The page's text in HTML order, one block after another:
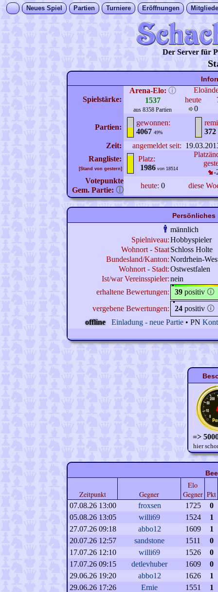
Neues Spiel Partien Turniere Eröffnungen
Der Server für
Spielstärke:
Arena-Elo: ⓘ
1537
aus 8358 Partien
heute
0
Partien:
gewonnen:
4067 49%
372
Zeit:
angemeldet seit:
Rangliste:
[Stand von gestern]
Platz:
1986 von 18514
-
Votepunkte
Gem. Partie: ⓘ
heute: 0 diese
Persönliches
männlich
Spielniveau:Hobbyspieler
Wohnort - StaatSchloss Holte
Bundesland/Kanton:Nordrhein-
Wohnort - Stadt:Ostwestfalen
Ist/war Vereinsspieler:nein
erhaltene Bewertungen:
39 positiv 🛈
vergebene Bewertungen:
24 positiv 🛈
offline
Einladung - neue Partie • PN
=>
hier
Zeitpunkt Gegner
Elo
Gegner Pkt
07.08.26 13:00 froxsen 1725
0
05.08.26 13:05
willi69 1524
1
27.07.26 09:18
abbo12 1609
1
20.07.26 12:57
sandstone 1511
0
17.07.26 12:10
willi69 1526
0
17.07.26 09:15
detlevhuber 1609
0
29.06.26 19:20
abbo12 1626
1
29.06.26 17:26
Ernie 1551
1